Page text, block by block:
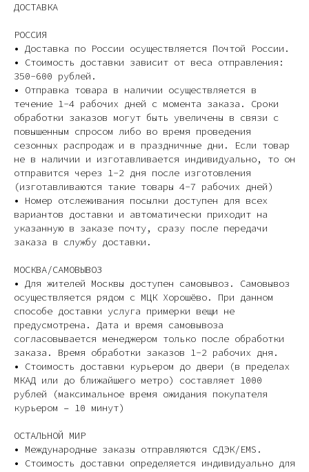
ДОСТАВКА
РОССИЯ
• Доставка по России осуществляется Почтой России.
• Стоимость доставки зависит от веса отправления:
350-600 рублей.
• Отправка товара в наличии осуществляется в
течение 1-4 рабочих дней с момента заказа. Cроки
обработки заказов могут быть увеличены в связи с
повышенным спросом либо во время проведения
сезонных распродаж и в праздничные дни. Если товар
не в наличии и изготавливается индивидуально, то он
отправится через 1-2 дня после изготовления
(изготавливаются такие товары 4-7 рабочих дней)
• Номер отслеживания посылки доступен для всех
вариантов доставки и автоматически приходит на
указанную в заказе почту, сразу после передачи
заказа в службу доставки.
МОСКВА/САМОВЫВОЗ
• Для жителей Москвы доступен самовывоз. Самовывоз
осуществляется рядом с МЦК Хорошёво. При данном
способе доставки услуга примерки вещи не
предусмотрена. Дата и время самовывоза
согласовывается менеджером только после обработки
заказа. Время обработки заказов 1-2 рабочих дня.
• Стоимость доставки курьером до двери (в пределах
МКАД или до ближайшего метро) составляет 1000
рублей (максимальное время ожидания покупателя
курьером – 10 минут)
ОСТАЛЬНОЙ МИР
• Международные заказы отправляются СДЭК/EMS.
• Стоимость доставки определяется индивидуально для